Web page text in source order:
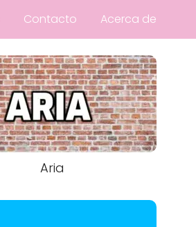
Contacto Acerca de
Aria